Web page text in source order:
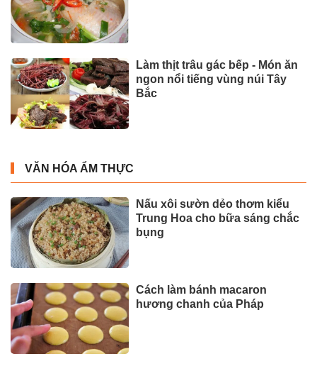
Làm thịt trâu gác bếp - Món ăn
ngon nổi tiếng vùng núi Tây
Bắc
VĂN HÓA ẨM THỰC
Nấu xôi sườn dẻo thơm kiểu
Trung Hoa cho bữa sáng chắc
bụng
Cách làm bánh macaron
hương chanh của Pháp